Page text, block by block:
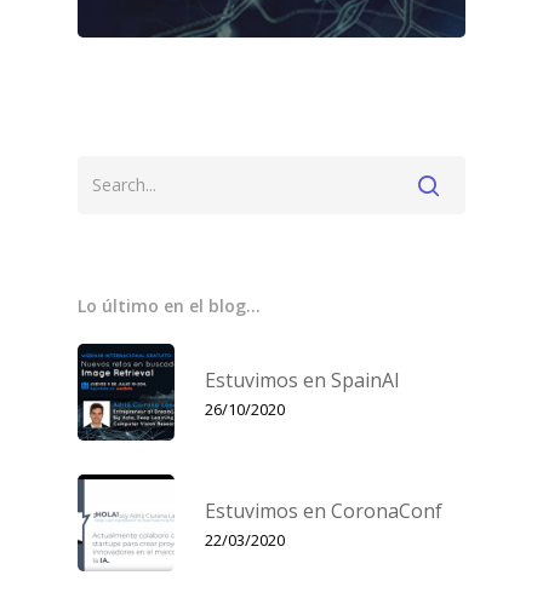
Lo último en el blog…
Estuvimos en SpainAI
26/10/2020
Estuvimos en CoronaConf
22/03/2020
Sobre Nosotros